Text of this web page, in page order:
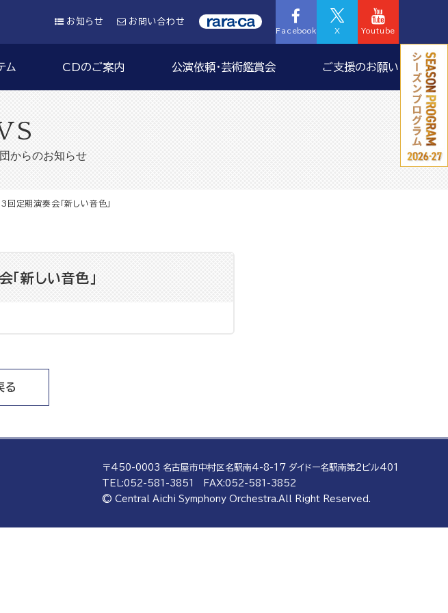
お知らせ お問い合わせ
Facebook X Youtube
ム CDのご案内 公演依頼・芸術鑑賞会 ご支援のお願い
からのお知らせ
定期演奏会「新しい音色」
新しい音色」
る
〒450-0003 名古屋市中村区名駅南4-8-17 ダイドー名駅南第2ビル401
TEL:052-581-3851
FAX:052-581-3852
© Central Aichi Symphony Orchestra.All Right Reserved.